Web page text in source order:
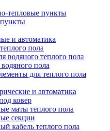
тепловые пункты
и автоматика
пола
водяного теплого пола
пола
для теплого пола
и автоматика
ковер
маты теплого пола
секции
кабель теплого пола